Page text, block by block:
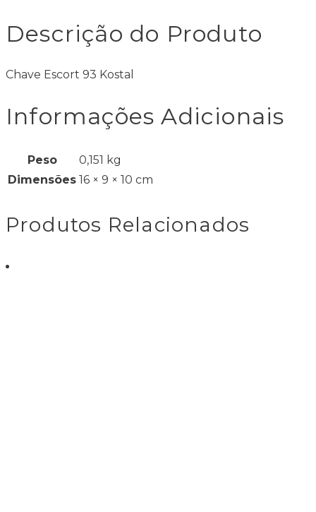
Descrição do Produto
Chave Escort 93 Kostal
Informações Adicionais
Peso
0,151 kg
Dimensões 16 × 9 × 10 cm
Produtos Relacionados